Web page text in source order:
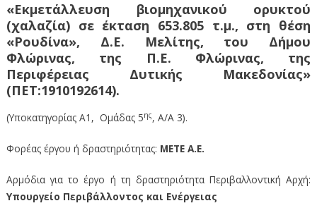
«Εκμετάλλευση βιομηχανικού ορυκτού
(χαλαζία) σε έκταση 653.805 τ.μ., στη θέση
«Ρουδίνα», Δ.Ε. Μελίτης, του Δήμου
Φλώρινας, της Π.Ε. Φλώρινας, της
Περιφέρειας Δυτικής Μακεδονίας»
(ΠΕΤ:1910192614).
(Υποκατηγορίας Α1, Ομάδας 5ης, Α/Α 3).
Φορέας έργου ή δραστηριότητας: ΜΕΤΕ Α.Ε.
Αρμόδια για το έργο ή τη δραστηριότητα Περιβαλλοντική Αρχή:
Υπουργείο Περιβάλλοντος και Ενέργειας